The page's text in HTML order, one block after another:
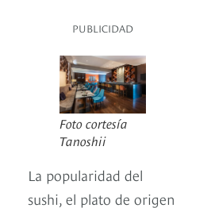
PUBLICIDAD
Foto cortesía
Tanoshii
La popularidad del
sushi, el plato de origen